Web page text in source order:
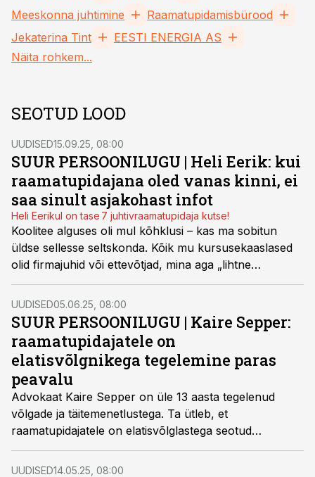
Meeskonna juhtimine
Raamatupidamisbürood
Jekaterina Tint
EESTI ENERGIA AS
Näita rohkem...
SEOTUD LOOD
UUDISED15.09.25, 08:00
SUUR PERSOONILUGU | Heli Eerik: kui
raamatupidajana oled vanas kinni, ei
saa sinult asjakohast infot
Heli Eerikul on tase 7 juhtivraamatupidaja kutse!
Koolitee alguses oli mul kõhklusi – kas ma sobitun
üldse sellesse seltskonda. Kõik mu kursusekaaslased
olid firmajuhid või ettevõtjad, mina aga „lihtne
raamatupidaja”. Pärast esimest kodutööd sai aga
selgeks, et raamatupidaja näeb majandust hoopis teise
pilguga, selgitab finantsjuht Heli Eerik oma toonaseid
kahtlusi.
UUDISED05.06.25, 08:00
SUUR PERSOONILUGU | Kaire Sepper:
raamatupidajatele on
elatisvõlgnikega tegelemine paras
peavalu
Advokaat Kaire Sepper on üle 13 aasta tegelenud
võlgade ja täitemenetlustega. Ta ütleb, et
raamatupidajatele on elatisvõlglastega seotud
küsimused sageli keerulised ja emotsionaalsed.
UUDISED14.05.25, 08:00